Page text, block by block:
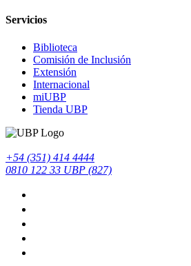
Servicios
Biblioteca
Comisión de Inclusión
Extensión
Internacional
miUBP
Tienda UBP
+54 (351) 414 4444
0810 122 33 UBP (827)